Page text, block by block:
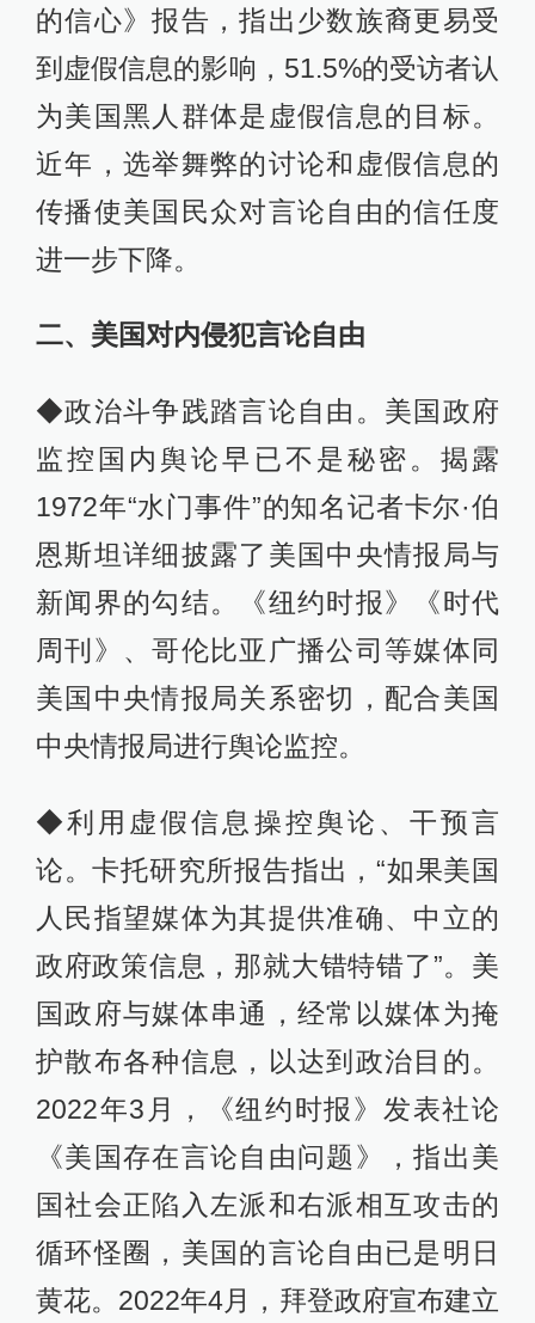
的信心》报告，指出少数族裔更易受
到虚假信息的影响，51.5%的受访者认
为美国黑人群体是虚假信息的目标。
近年，选举舞弊的讨论和虚假信息的
传播使美国民众对言论自由的信任度
进一步下降。
二、美国对内侵犯言论自由
◆政治斗争践踏言论自由。美国政府
监控国内舆论早已不是秘密。揭露
1972年“水门事件”的知名记者卡尔·伯
恩斯坦详细披露了美国中央情报局与
新闻界的勾结。《纽约时报》《时代
周刊》、哥伦比亚广播公司等媒体同
美国中央情报局关系密切，配合美国
中央情报局进行舆论监控。
◆利用虚假信息操控舆论、干预言
论。卡托研究所报告指出，“如果美国
人民指望媒体为其提供准确、中立的
政府政策信息，那就大错特错了”。美
国政府与媒体串通，经常以媒体为掩
护散布各种信息，以达到政治目的。
2022年3月，《纽约时报》发表社论
《美国存在言论自由问题》，指出美
国社会正陷入左派和右派相互攻击的
循环怪圈，美国的言论自由已是明日
黄花。2022年4月，拜登政府宣布建立